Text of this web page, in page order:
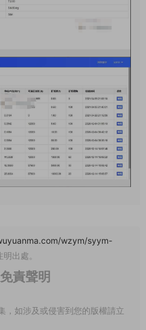
wzym/syym-
明出處。
責聲明
如涉及或侵害到您的版權請立